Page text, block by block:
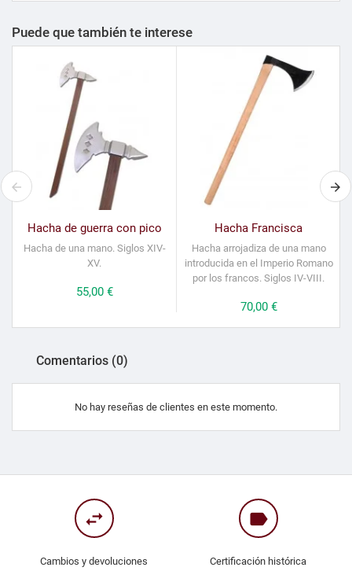
Puede que también te interese
Hacha de guerra con pico
Hacha de una mano. Siglos XIV-
XV.
Precio
55,00 €
Hacha Francisca
Hacha arrojadiza de una mano
introducida en el Imperio Romano
por los francos. Siglos IV-VIII.
Precio
70,00 €
Comentarios (0)
No hay reseñas de clientes en este momento.
swap_horiz
Cambios y devoluciones
label
Certificación histórica